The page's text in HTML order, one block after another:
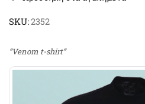
SKU:2352
“Venom t-shirt”